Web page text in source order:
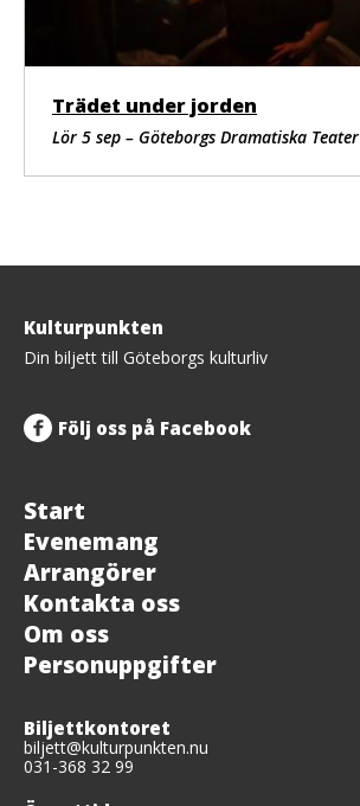
Trädet under jorden
Lör 5 sep – Göteborgs Dramatiska Teater
Tillbaka
upp
Kulturpunkten
Din biljett till Göteborgs kulturliv
Följ oss på Facebook
Start
Evenemang
Arrangörer
Kontakta oss
Om oss
Personuppgifter
Biljettkontoret
biljett@kulturpunkten.nu
031-368 32 99